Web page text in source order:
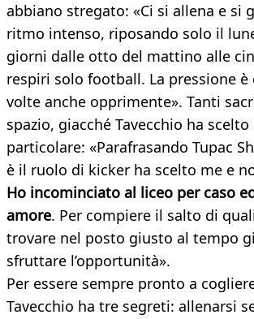
abbiano stregato: «Ci si allena e si
ritmo intenso, riposando solo il
giorni dalle otto del mattino alle
respiri solo football. La pressione è
volte anche opprimente». Tanti
spazio, giacché Tavecchio ha
particolare: «Parafrasando Tupac
è il ruolo di kicker ha scelto me e
Ho incominciato al liceo per caso
amore. Per compiere il salto di
trovare nel posto giusto al tempo
sfruttare l’opportunità».
Per essere sempre pronto a
Tavecchio ha tre segreti: allenarsi